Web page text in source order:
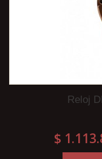
Reloj
$